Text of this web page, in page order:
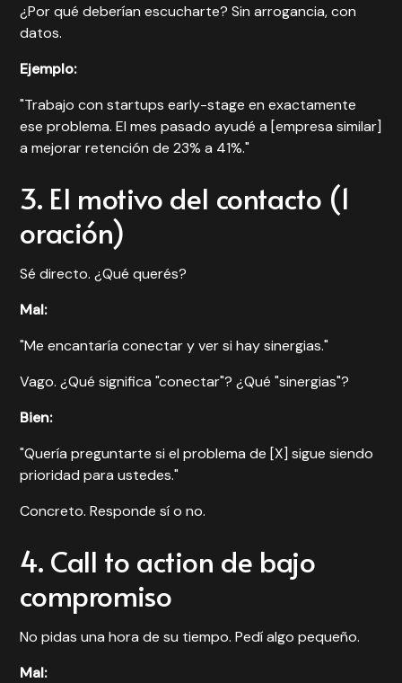
¿Por qué deberían escucharte? Sin arrogancia, con
datos.
Ejemplo:
"Trabajo con startups early-stage en exactamente
ese problema. El mes pasado ayudé a [empresa similar]
a mejorar retención de 23% a 41%."
3. El motivo del contacto (1
oración)
Sé directo. ¿Qué querés?
Mal:
"Me encantaría conectar y ver si hay sinergias."
Vago. ¿Qué significa "conectar"? ¿Qué "sinergias"?
Bien:
"Quería preguntarte si el problema de [X] sigue siendo
prioridad para ustedes."
Concreto. Responde sí o no.
4. Call to action de bajo
compromiso
No pidas una hora de su tiempo. Pedí algo pequeño.
Mal: